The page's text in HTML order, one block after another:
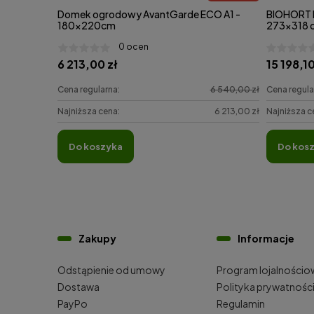
Domek ogrodowy AvantGarde ECO A1 -
180x220cm
0 ocen
6 213,00 zł
Cena regularna: 6 540,00 zł
Najniższa cena: 6 213,00 zł
do koszyka
273x318
15
Cena
Najniższa
do
Zakupy
Odstąpienie od umowy
Dostawa
PayPo
Informacje
Program
Polityka prywatności
Regulamin